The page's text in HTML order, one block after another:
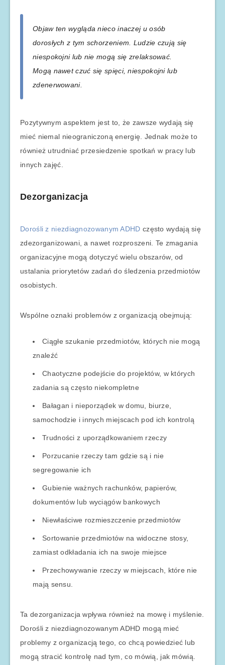
Objaw ten wygląda nieco inaczej u osób
dorosłych z tym schorzeniem. Ludzie czują się
niespokojni lub nie mogą się zrelaksować.
Mogą nawet czuć się spięci, niespokojni lub
zdenerwowani.
Pozytywnym aspektem jest to, że zawsze wydają się
mieć niemal nieograniczoną energię. Jednak może to
również utrudniać przesiedzenie spotkań w pracy lub
innych zajęć.
Dezorganizacja
Dorośli z niezdiagnozowanym ADHD często wydają się
zdezorganizowani, a nawet rozproszeni. Te zmagania
organizacyjne mogą dotyczyć wielu obszarów, od
ustalania priorytetów zadań do śledzenia przedmiotów
osobistych.
Wspólne oznaki problemów z organizacją obejmują:
Ciągłe szukanie przedmiotów, których nie mogą
znaleźć
Chaotyczne podejście do projektów, w których
zadania są często niekompletne
Bałagan i nieporządek w domu, biurze,
samochodzie i innych miejscach pod ich kontrolą
Trudności z uporządkowaniem rzeczy
Porzucanie rzeczy tam gdzie są i nie
segregowanie ich
Gubienie ważnych rachunków, papierów,
dokumentów lub wyciągów bankowych
Niewłaściwe rozmieszczenie przedmiotów
Sortowanie przedmiotów na widoczne stosy,
zamiast odkładania ich na swoje miejsce
Przechowywanie rzeczy w miejscach, które nie
mają sensu.
Ta dezorganizacja wpływa również na mowę i myślenie.
Dorośli z niezdiagnozowanym ADHD mogą mieć
problemy z organizacją tego, co chcą powiedzieć lub
mogą stracić kontrolę nad tym, co mówią, jak mówią.